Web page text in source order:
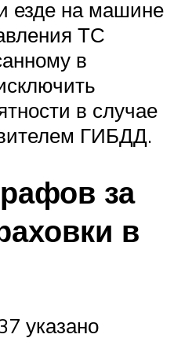
езде на машине
ТС
в
в случае
ГИБДД.
за
в
указано